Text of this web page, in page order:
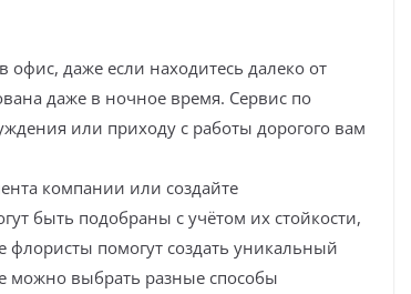
офис, даже если находитесь далеко от
даже в ночное время. Сервис по
или приходу с работы дорогого вам
компании или создайте
быть подобраны с учётом их стойкости,
помогут создать уникальный
можно выбрать разные способы